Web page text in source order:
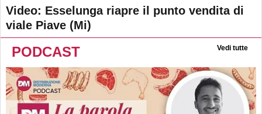
Video: Esselunga riapre il punto vendita di
viale Piave (Mi)
PODCAST Vedi tutte